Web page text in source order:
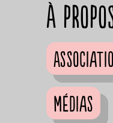
à
Médias